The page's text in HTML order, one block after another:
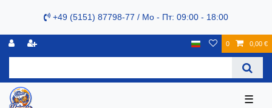
+49 (5151) 87798-77 / Mo - Пт: 09:00 - 18:00
0 0,00 €
☰